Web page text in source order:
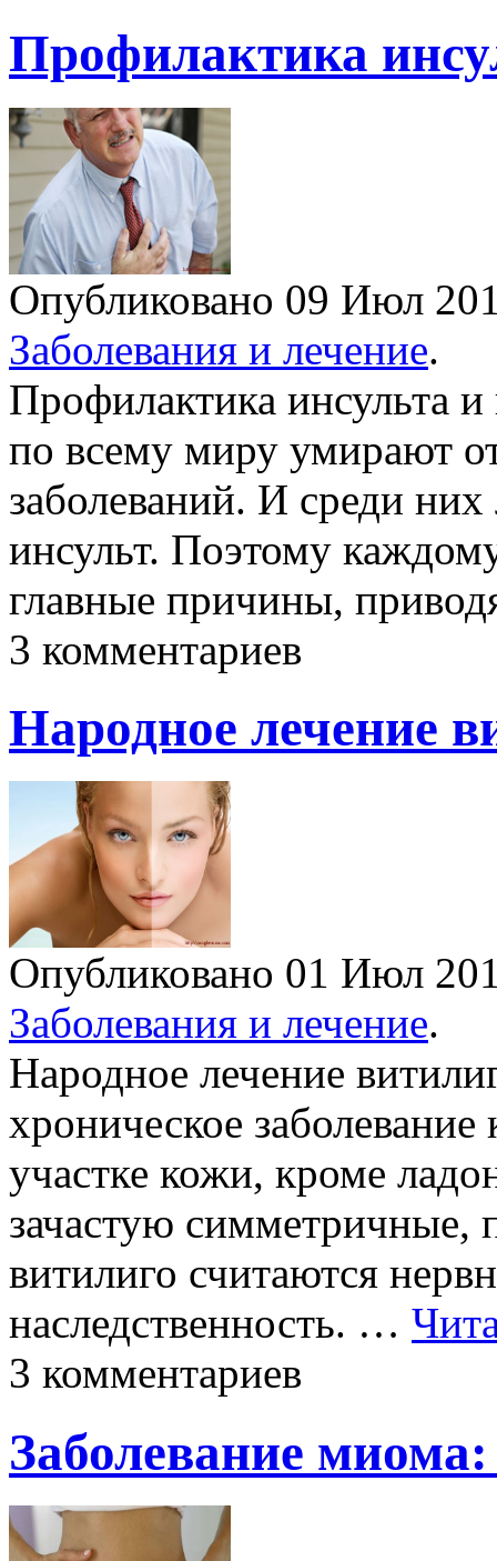
Профилактика
Опубликовано 09 Июл
Заболевания и лечение.
Профилактика инсульта
по всему миру умирают
заболеваний. И среди
инсульт. Поэтому
главные причины,
3 комментариев
Народное лечение
Опубликовано 01 Июл
Заболевания и лечение.
Народное лечение
хроническое
участке кожи, кроме
зачастую симметричные,
витилиго считаются
наследственность. …
3 комментариев
Заболевание